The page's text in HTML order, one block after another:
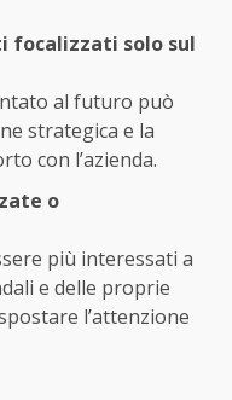
focalizzati solo sul
al futuro può
strategica e la
con l’azienda.
o
più interessati a
e delle proprie
l’attenzione